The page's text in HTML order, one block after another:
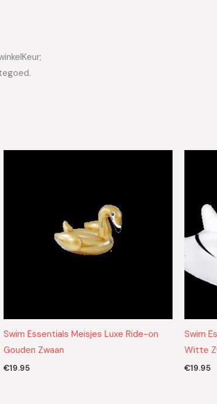
Swim Essentials Meisjes Luxe Ride-on
Gouden Zwaan
€19.95
Swim
Witte
€19.95